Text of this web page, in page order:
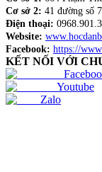
Cơ sở 2: 41 đường số
Điện thoại:
Website:
Facebook: https://
KẾT NỐI VỚI
Youtube
Zalo